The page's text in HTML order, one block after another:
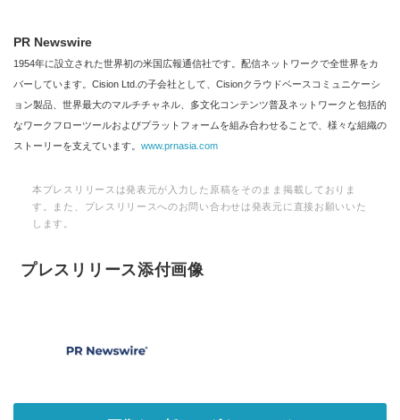
PR Newswire
1954年に設立された世界初の米国広報通信社です。配信ネットワークで全世界をカ
バーしています。Cision Ltd.の子会社として、Cisionクラウドベースコミュニケーシ
ョン製品、世界最大のマルチチャネル、多文化コンテンツ普及ネットワークと包括的
なワークフローツールおよびプラットフォームを組み合わせることで、様々な組織の
ストーリーを支えています。 www.prnasia.com
本プレスリリースは発表元が入力した原稿をそのまま掲載しておりま
す。また、プレスリリースへのお問い合わせは発表元に直接お願いいた
します。
プレスリリース添付画像